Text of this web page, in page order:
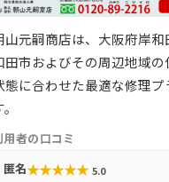
山元嗣商店は、大阪府岸
田市およびその周辺地域
態に合わせた最適な修理
用者の口コミ
匿名★★★★★ 5.0